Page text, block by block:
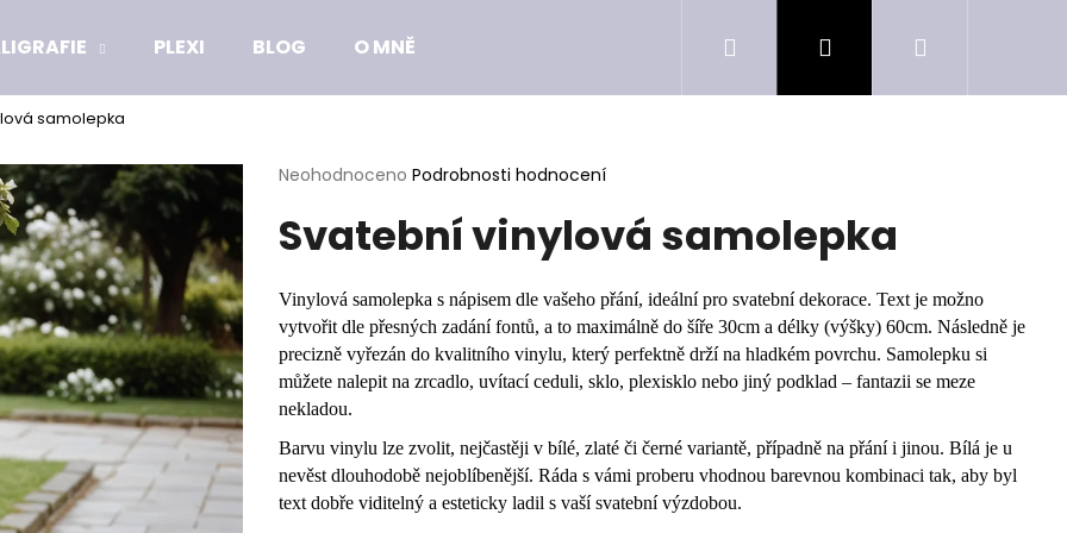
PLEXI BLOG O MNĚ Přihlášení
samolepka
Průměrné
produktu
je
z
5
hvězdiček.
Neohodnoceno Podrobnosti hodnocení
Svatební vinylová samolepka
Vinylová samolepka s nápisem dle vašeho přání, ideální pro svatební dekorace. Text je možno
vytvořit dle přesných zadání fontů, a to maximálně do šíře 30cm a délky (výšky) 60cm. Následně je
precizně vyřezán do kvalitního vinylu, který perfektně drží na hladkém povrchu. Samolepku si
můžete nalepit na zrcadlo, uvítací ceduli, sklo, plexisklo nebo jiný podklad – fantazii se meze
nekladou.
Barvu vinylu lze zvolit, nejčastěji v bílé, zlaté či černé variantě, případně na přání i jinou. Bílá je u
nevěst dlouhodobě nejoblíbenější. Ráda s vámi proberu vhodnou barevnou kombinaci tak, aby byl
text dobře viditelný a esteticky ladil s vaší svatební výzdobou.
Co potřebujete najít?
HLEDAT
Doporučujeme